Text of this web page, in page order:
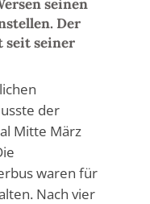
seinen
Der
seit seiner
der
Mitte März
waren für
Nach vier